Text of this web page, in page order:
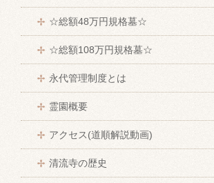
☆総額48万円規格墓☆
☆総額108万円規格墓☆
永代管理制度とは
霊園概要
アクセス(道順解説動画)
清流寺の歴史